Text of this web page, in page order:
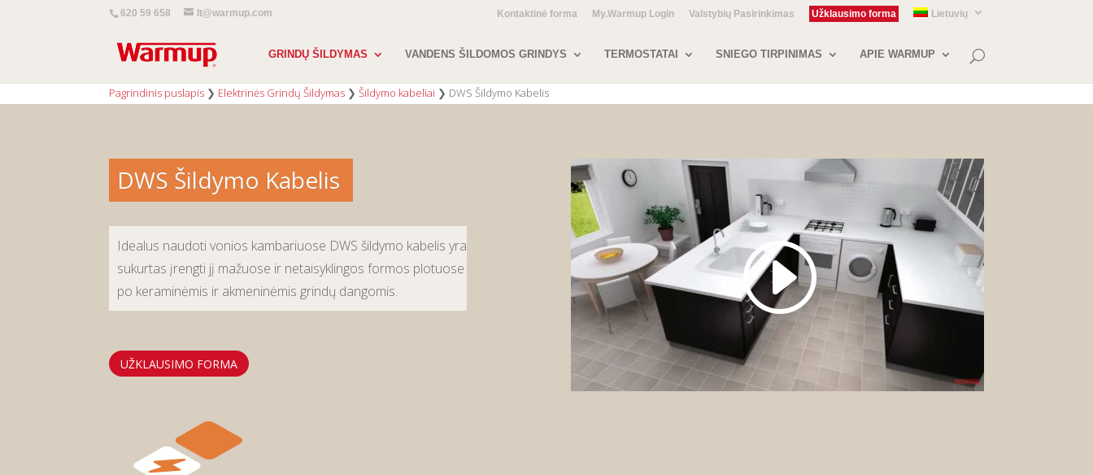
620 59 658 lt@warmup.com Kontaktinė forma My.Warmup Login Valstybių Pasirinkimas Užklausimo forma Lietuvių
GRINDŲ ŠILDYMAS VANDENS ŠILDOMOS GRINDYS TERMOSTATAI SNIEGO TIRPINIMAS APIE WARMUP
Pagrindinis puslapis ❯ Elektrinės Grindų Šildymas ❯Šildymo kabeliai ❯ DWS Šildymo Kabelis
DWS Šildymo Kabelis
Idealus naudoti vonios kambariuose DWS šildymo kabelis yra
sukurtas įrengti jį mažuose ir netaisyklingos formos plotuose
po keraminėmis ir akmeninėmis grindų dangomis.
UŽKLAUSIMO FORMA